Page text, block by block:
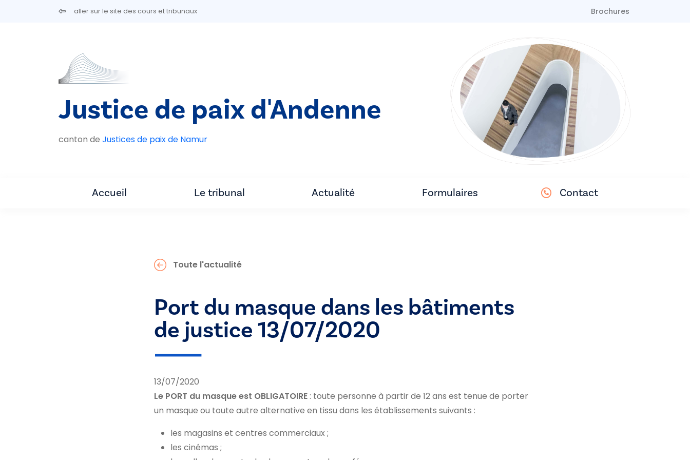
Aller au contenu principalaller sur le site des cours et tribunaux Brochures
Justice de paix d'Andenne
canton de Justices de paix de Namur
Accueil Le tribunal Actualité Formulaires Contact
Toute l'actualité
Port du masque dans les bâtiments
de justice 13/07/2020
13/07/2020
Le PORT du masque est OBLIGATOIRE: toute personne à partir de 12 ans est tenue de porter
un masque ou toute autre alternative en tissu dans les établissements suivants :
les magasins et centres commerciaux ;
les cinémas ;